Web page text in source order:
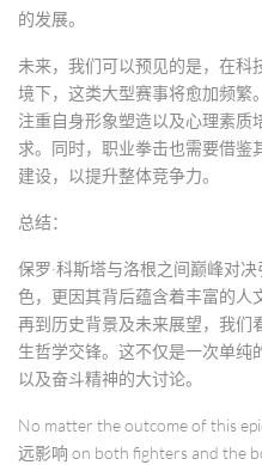
的发展。
未来，我们可以预见的是，在科
境下，这类大型赛事将愈加频繁
注重自身形象塑造以及心理素质
求。同时，职业拳击也需要借鉴
建设，以提升整体竞争力。
总结：
保罗·科斯塔与洛根之间巅峰对
色，更因其背后蕴含着丰富的人
再到历史背景及未来展望，我们
生哲学交锋。这不仅是一次单纯
以及奋斗精神的大讨论。
No matter the outcome of this
远影响 on both fighters and the